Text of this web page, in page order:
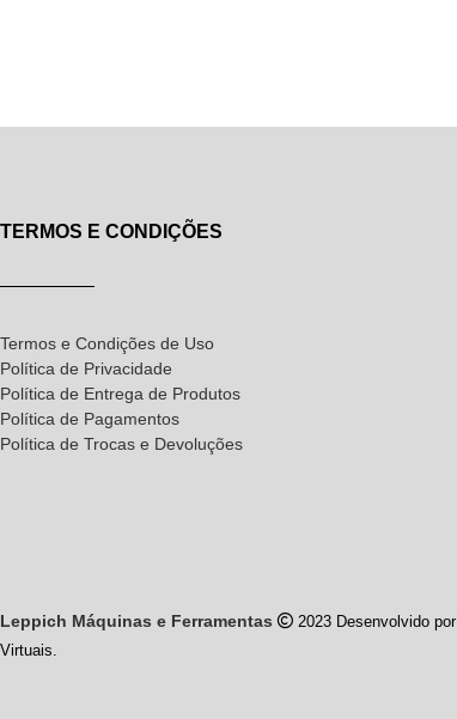
TERMOS E CONDIÇÕES
Termos e Condições de Uso
Política de Privacidade
Política de Entrega de Produtos
Política de Pagamentos
Política de Trocas e Devoluções
Leppich Máquinas e Ferramentas 2023 Desenvolvido por
Virtuais.